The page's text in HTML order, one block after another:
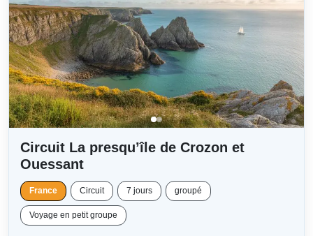
Circuit La presqu’île de Crozon et
Ouessant
France Circuit 7 jours groupé
Voyage en petit groupe